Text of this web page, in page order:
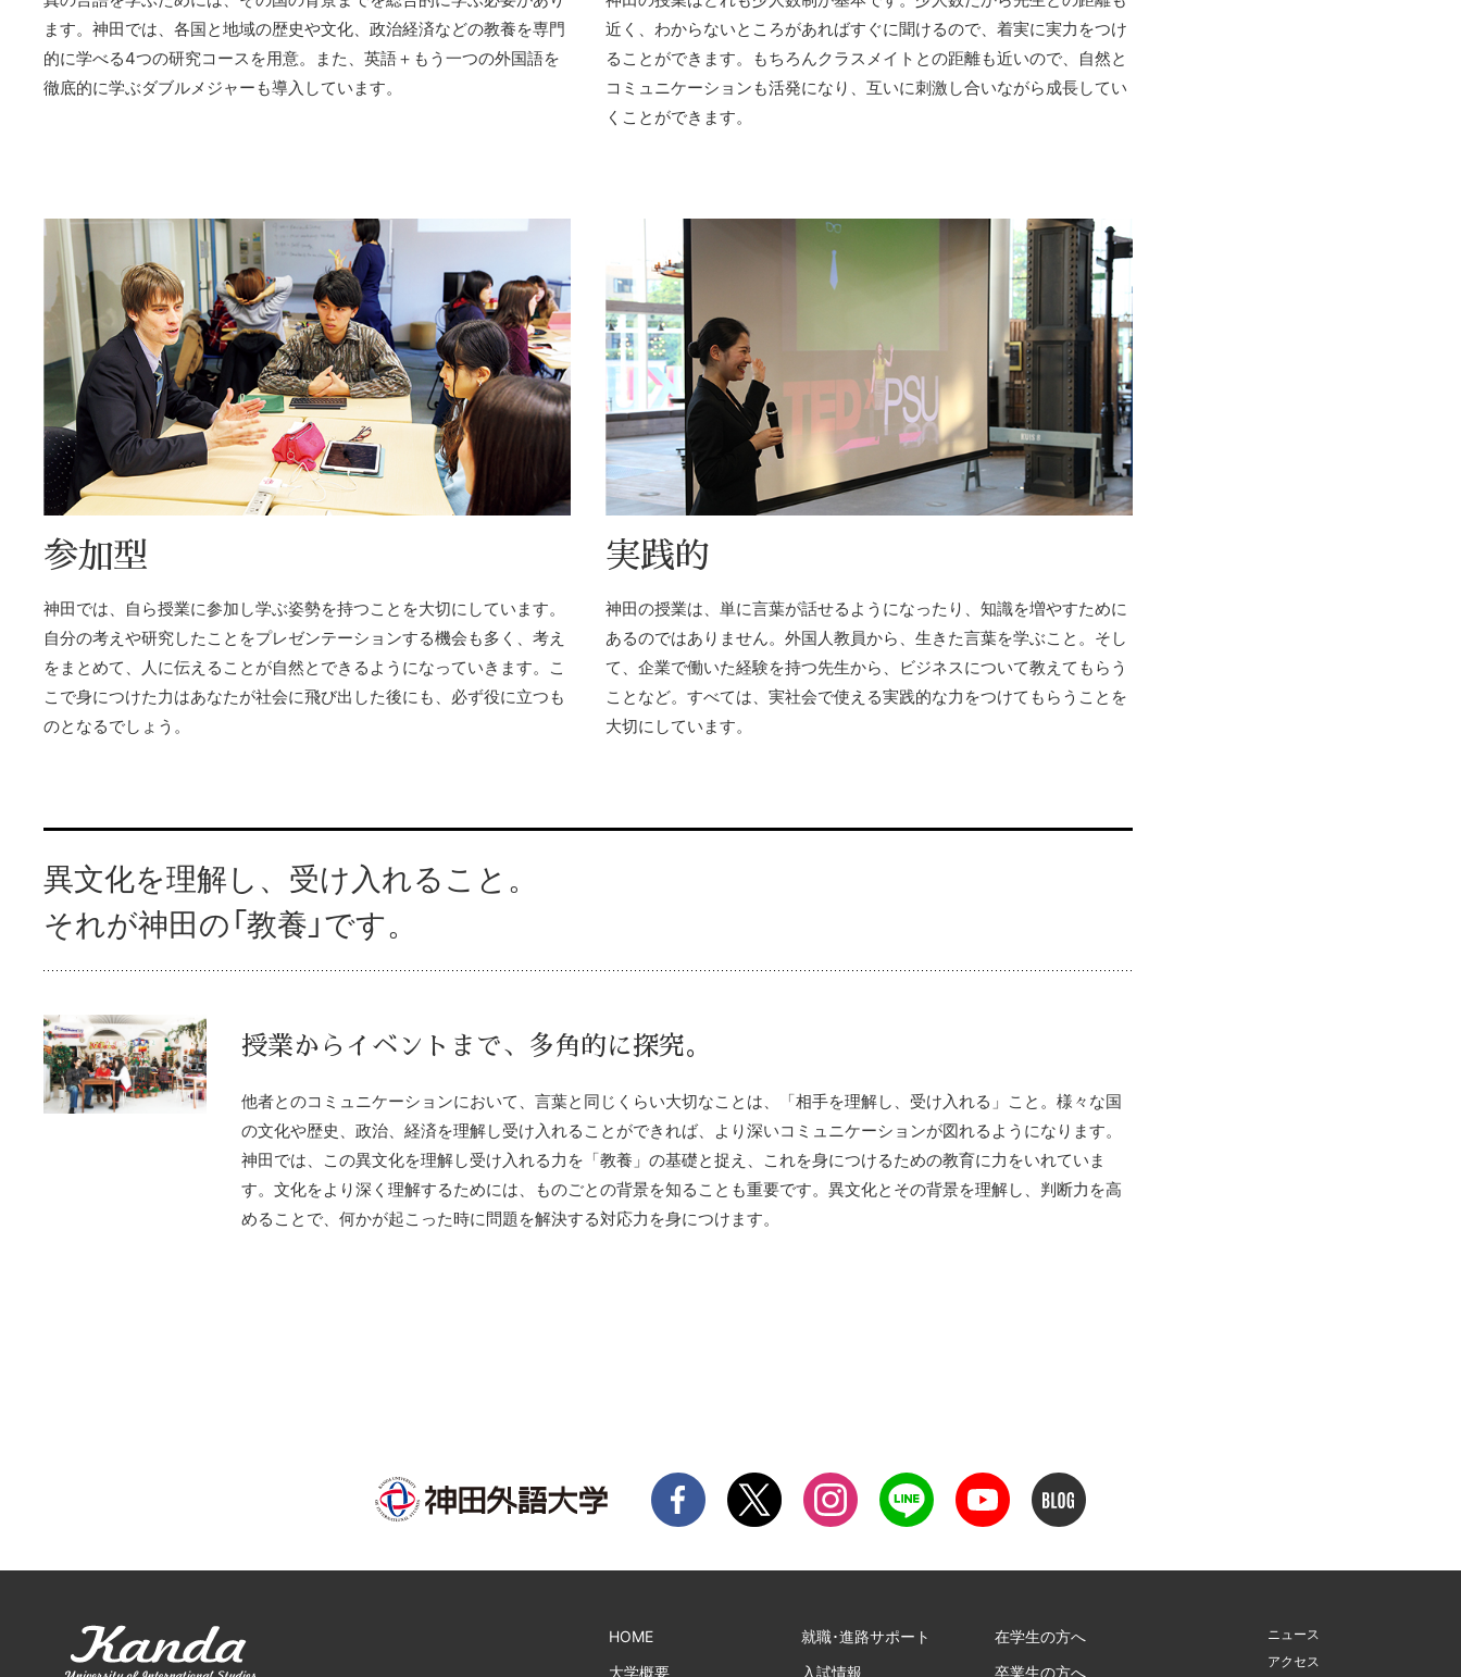
ます。神田では、各国と地域の歴史や文化、政治経済などの教養を専門
的に学べる4つの研究コースを用意。また、英語＋もう一つの外国語を
徹底的に学ぶダブルメジャーも導入しています。
近く、わからないところがあればすぐに聞けるので、着実に実力をつけ
ることができます。もちろんクラスメイトとの距離も近いので、自然と
コミュニケーションも活発になり、互いに刺激し合いながら成長してい
くことができます。
参加型
神田では、自ら授業に参加し学ぶ姿勢を持つことを大切にしています。
自分の考えや研究したことをプレゼンテーションする機会も多く、考え
をまとめて、人に伝えることが自然とできるようになっていきます。こ
こで身につけた力はあなたが社会に飛び出した後にも、必ず役に立つも
のとなるでしょう。
実践的
神田の授業は、単に言葉が話せるようになったり、知識を増やすために
あるのではありません。外国人教員から、生きた言葉を学ぶこと。そし
て、企業で働いた経験を持つ先生から、ビジネスについて教えてもらう
ことなど。すべては、実社会で使える実践的な力をつけてもらうことを
大切にしています。
異文化を理解し、受け入れること。
それが神田の「教養」です。
授業からイベントまで、多角的に探究。
他者とのコミュニケーションにおいて、言葉と同じくらい大切なことは、「相手を理解し、受け入れる」こと。様々な国
の文化や歴史、政治、経済を理解し受け入れることができれば、より深いコミュニケーションが図れるようになります。
神田では、この異文化を理解し受け入れる力を「教養」の基礎と捉え、これを身につけるための教育に力をいれていま
す。文化をより深く理解するためには、ものごとの背景を知ることも重要です。異文化とその背景を理解し、判断力を高
めることで、何かが起こった時に問題を解決する対応力を身につけます。
HOME
大学概要
就職･進路サポート
入試情報
在学生の方へ
卒業生の方へ
ニュース
アクセス